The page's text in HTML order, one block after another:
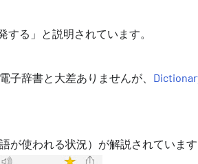
る」と説明されています。
子辞書と大差ありませんが、
が使われる状況）が解説されています